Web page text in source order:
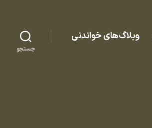
وبلاگ‌های خواندنی
جستجو